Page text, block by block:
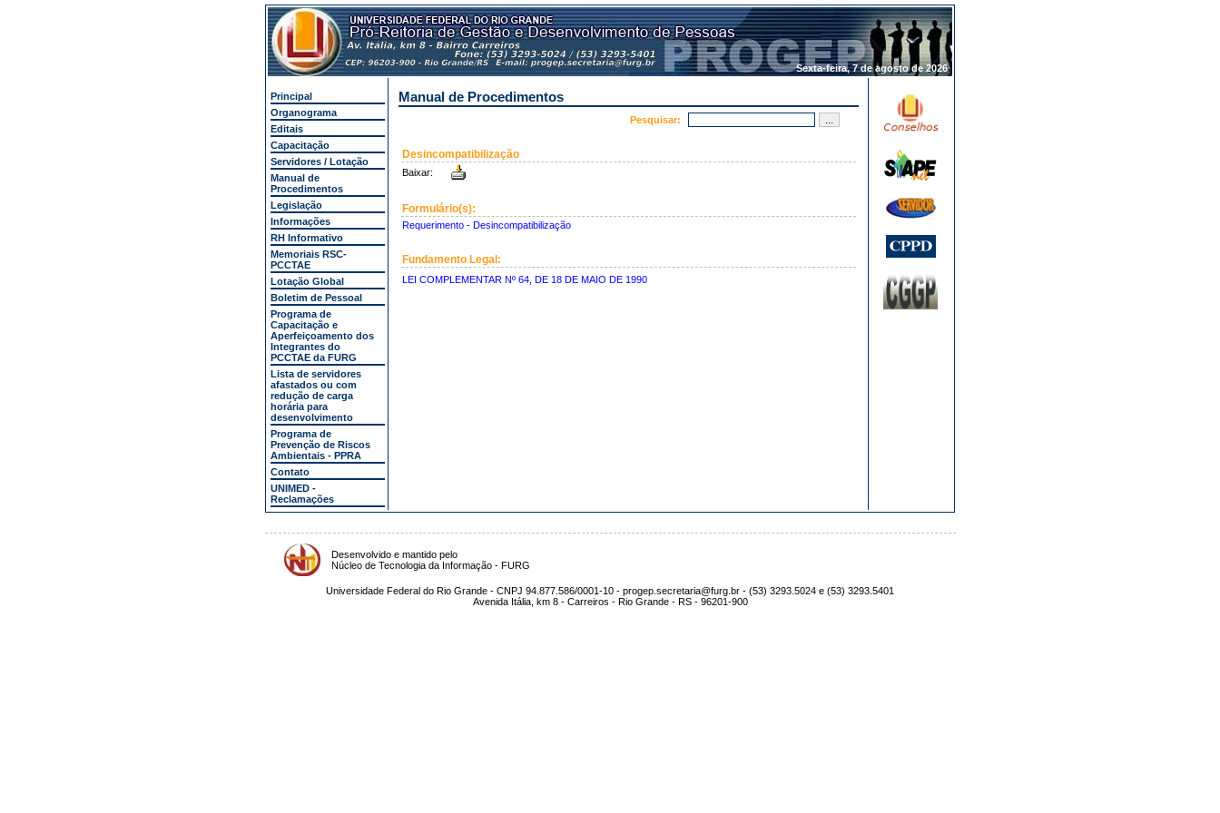
Sexta-feira, 7 de agosto de 2026.
Principal
Organograma
Editais
Capacitação
Servidores / Lotação
Manual de
Procedimentos
Legislação
Informações
RH Informativo
Memoriais RSC-
PCCTAE
Lotação Global
Boletim de Pessoal
Programa de
Capacitação e
Aperfeiçoamento dos
Integrantes do
PCCTAE da FURG
Lista de servidores
afastados ou com
redução de carga
horária para
desenvolvimento
Programa de
Prevenção de Riscos
Ambientais - PPRA
Contato
UNIMED -
Reclamações
Manual de Procedimentos
Pesquisar:
Desincompatibilização
Baixar:
Formulário(s):
Requerimento - Desincompatibilização
Fundamento Legal:
LEI COMPLEMENTAR Nº 64, DE 18 DE MAIO DE 1990
Desenvolvido e mantido pelo
Núcleo de Tecnologia da Informação - FURG
Universidade Federal do Rio Grande - CNPJ 94.877.586/0001-10 - progep.secretaria@furg.br - (53) 3293.5024 e (53) 3293.5401
Avenida Itália, km 8 - Carreiros - Rio Grande - RS - 96201-900